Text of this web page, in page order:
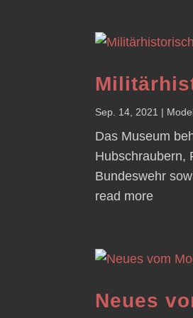
Sep. 14, 2021 |
Das Museum
Hubschraubern,
Bundeswehr
read more
Neues